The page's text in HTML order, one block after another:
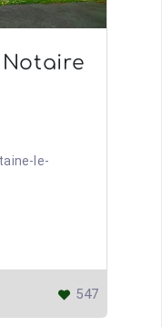
le-
547